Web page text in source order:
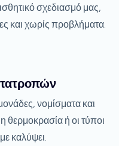
σχεδιασμό μας,
και χωρίς προβλήματα.
νομίσματα και
θερμοκρασία ή οι τύποι
καλύψει.